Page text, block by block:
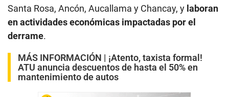
Santa Rosa, Ancón, Aucallama y Chancay, y laboran
en actividades económicas impactadas por el
derrame.
MÁS INFORMACIÓN | ¡Atento, taxista formal!
ATU anuncia descuentos de hasta el 50% en
mantenimiento de autos